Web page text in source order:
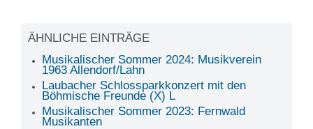
ÄHNLICHE EINTRÄGE
Musikalischer Sommer 2024: Musikverein
1963 Allendorf/Lahn
Laubacher Schlossparkkonzert mit den
Böhmische Freunde (X) L
Musikalischer Sommer 2023: Fernwald
Musikanten